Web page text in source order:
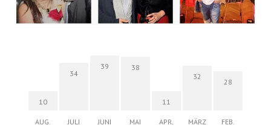
10
AUG.
34
JULI
39
JUNI
38
MAI
11
APR.
32
MÄRZ
28
FEB.